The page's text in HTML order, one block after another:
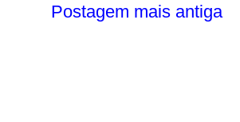
Postagem mais antiga